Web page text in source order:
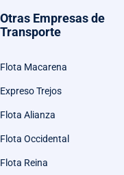
Otras Empresas de
Transporte
Flota Macarena
Expreso Trejos
Flota Alianza
Flota Occidental
Flota Reina